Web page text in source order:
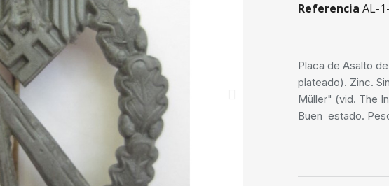
Referencia AL-
Placa de Asalto
plateado). Zinc.
Müller" (vid. The
Buen estado.